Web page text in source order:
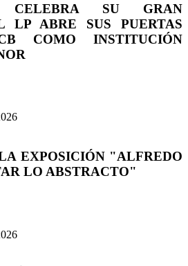
SU GRAN
LP ABRE SUS PUERTAS
COMO INSTITUCIÓN
EXPOSICIÓN "ALFREDO
LO ABSTRACTO"